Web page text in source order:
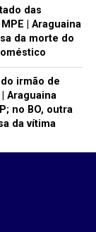
das
| Araguaina
da morte do
irmão de
Araguaina
no BO, outra
da vítima